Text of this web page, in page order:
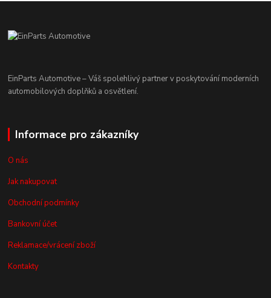
EinParts Automotive – Váš spolehlivý partner v poskytování moderních
automobilových doplňků a osvětlení.
Informace pro zákazníky
O nás
Jak nakupovat
Obchodní podmínky
Bankovní účet
Reklamace/vrácení zboží
Kontakty